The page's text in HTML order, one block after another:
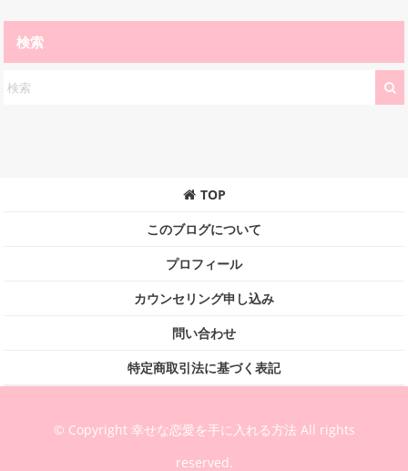
検索
TOP
このブログについて
プロフィール
カウンセリング申し込み
問い合わせ
特定商取引法に基づく表記
© Copyright 幸せな恋愛を手に入れる方法 All rights
reserved.